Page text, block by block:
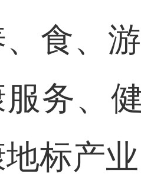
、食、
服务、
标产业